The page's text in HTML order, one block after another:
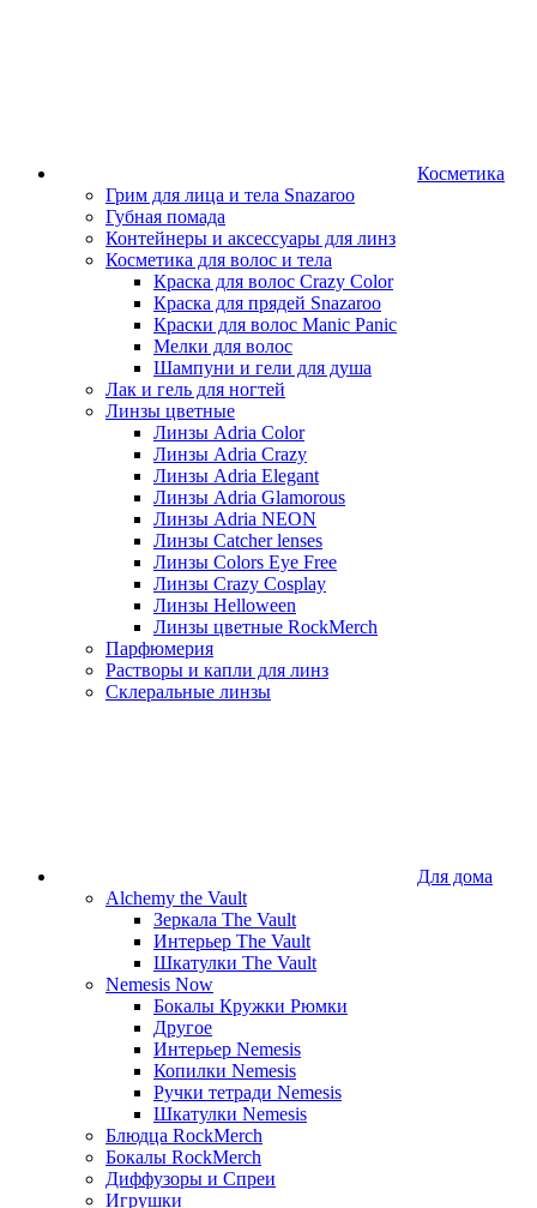
Косметика
Грим для лица и тела Snazaroo
Губная помада
Контейнеры и аксессуары для линз
Косметика для волос и тела
Краска для волос Crazy Color
Краска для прядей Snazaroo
Краски для волос Manic Panic
Мелки для волос
Шампуни и гели для душа
Лак и гель для ногтей
Линзы цветные
Линзы Adria Color
Линзы Adria Crazy
Линзы Adria Elegant
Линзы Adria Glamorous
Линзы Adria NEON
Линзы Catcher lenses
Линзы Colors Eye Free
Линзы Crazy Cosplay
Линзы Helloween
Линзы цветные RockMerch
Парфюмерия
Растворы и капли для линз
Склеральные линзы
Для дома
Alchemy the Vault
Зеркала The Vault
Интерьер The Vault
Шкатулки The Vault
Nemesis Now
Бокалы Кружки Рюмки
Другое
Интерьер Nemesis
Копилки Nemesis
Ручки тетради Nemesis
Шкатулки Nemesis
Блюдца RockMerch
Бокалы RockMerch
Диффузоры и Спреи
Игрушки